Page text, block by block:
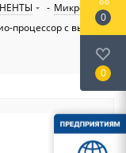
- Микросхемы
процессор с выходом
0
0